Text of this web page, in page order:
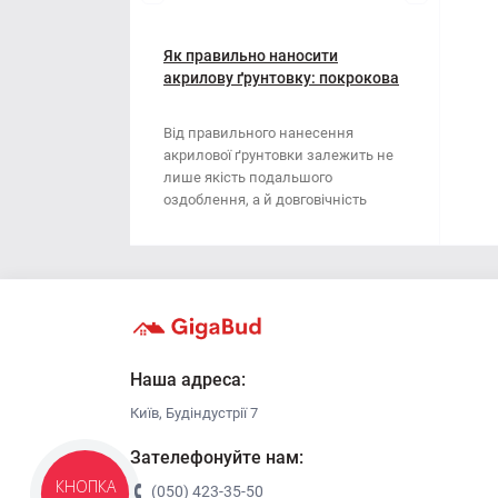
Наждачний папір
Стрічка
Викрутка
Губки для шліфування
Кліщі
Ключі
Лопата
Як правильно наносити
акрилову ґрунтовку: покрокова
Від правильного нанесення
акрилової ґрунтовки залежить не
лише якість подальшого
оздоблення, а й довговічність
Наша адреса:
Київ, Будіндустрії 7
Зателефонуйте нам:
(050) 423-35-50
КНОПКА